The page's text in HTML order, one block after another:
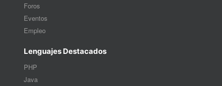
Foros
Eventos
Empleo
Lenguajes Destacados
PHP
Java